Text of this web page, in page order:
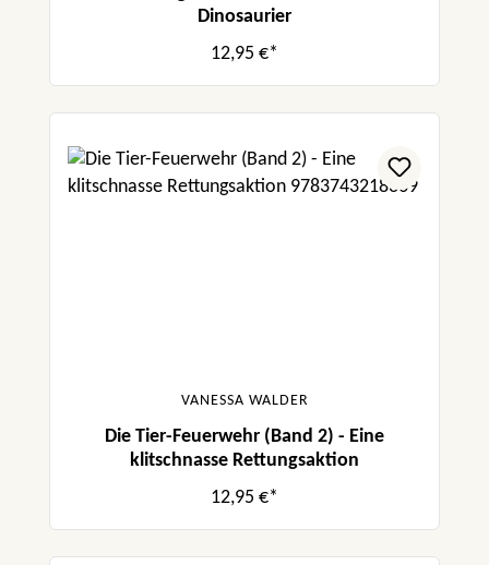
Dinosaurier
12,95 €*
VANESSA WALDER
Die Tier-Feuerwehr (Band 2) - Eine
klitschnasse Rettungsaktion
12,95 €*